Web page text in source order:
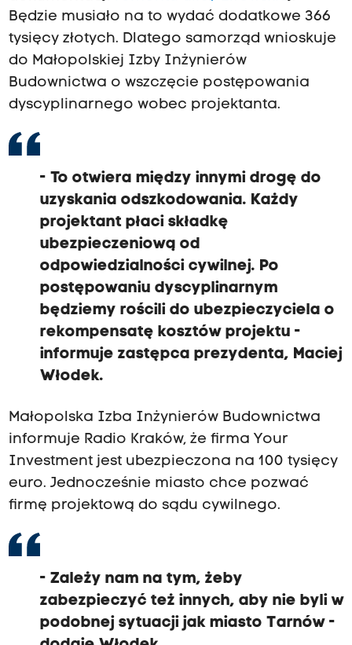
Będzie musiało na to wydać dodatkowe 366
tysięcy złotych. Dlatego samorząd wnioskuje
do Małopolskiej Izby Inżynierów
Budownictwa o wszczęcie postępowania
dyscyplinarnego wobec projektanta.
- To otwiera między innymi drogę do
uzyskania odszkodowania. Każdy
projektant płaci składkę
ubezpieczeniową od
odpowiedzialności cywilnej. Po
postępowaniu dyscyplinarnym
będziemy rościli do ubezpieczyciela o
rekompensatę kosztów projektu -
informuje zastępca prezydenta, Maciej
Włodek.
Małopolska Izba Inżynierów Budownictwa
informuje Radio Kraków, że firma Your
Investment jest ubezpieczona na 100 tysięcy
euro. Jednocześnie miasto chce pozwać
firmę projektową do sądu cywilnego.
- Zależy nam na tym, żeby
zabezpieczyć też innych, aby nie byli w
podobnej sytuacji jak miasto Tarnów -